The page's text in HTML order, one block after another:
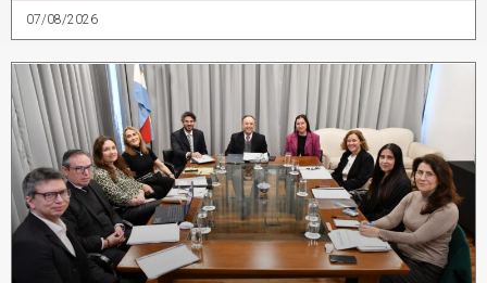
07/08/2026